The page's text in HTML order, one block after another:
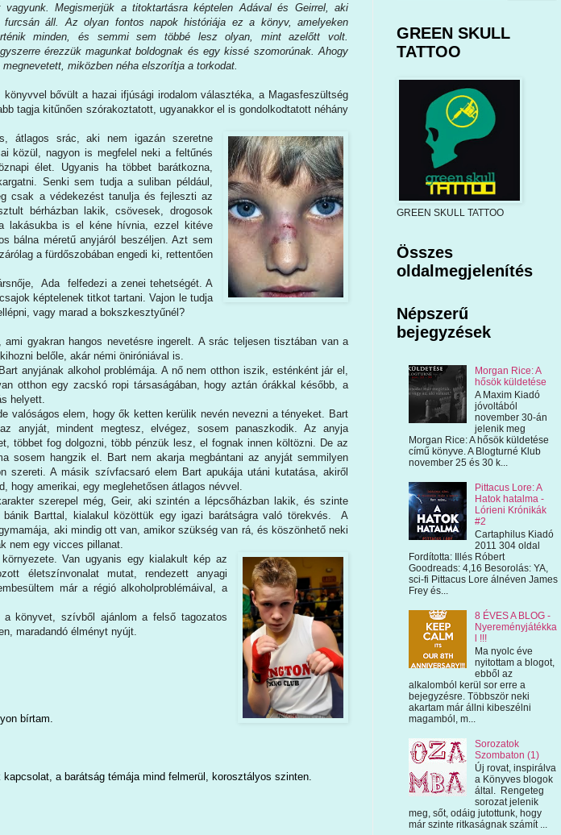
vagyunk. Megismerjük a titoktartásra képtelen Adával és Geirrel, aki
furcsán áll. Az olyan fontos napok históriája ez a könyv, amelyeken
minden, és semmi sem többé lesz olyan, mint azelőtt volt.
érezzük magunkat boldognak és egy kissé szomorúnak. Ahogy
miközben néha elszorítja a torkodat.
bővült a hazai ifjúsági irodalom választéka, a Magasfeszültség
tagja kitűnően szórakoztatott, ugyanakkor el is gondolkodtatott néhány
átlagos srác, aki nem igazán szeretne
közül, nagyon is megfelel neki a feltűnés
élet. Ugyanis ha többet barátkozna,
Senki sem tudja a suliban például,
csak a védekezést tanulja és fejleszti az
bérházban lakik, csövesek, drogosok
lakásukba is el kéne hívnia, ezzel kitéve
bálna méretű anyjáról beszéljen. Azt sem
a fürdőszobában engedi ki, rettentően
Ada felfedezi a zenei tehetségét. A
képtelenek titkot tartani. Vajon le tudja
vagy marad a bokszkesztyűnél?
gyakran hangos nevetésre ingerelt. A srác teljesen tisztában van a
belőle, akár némi öniróniával is.
anyjának alkohol problémája. A nő nem otthon iszik, esténként jár el,
otthon egy zacskó ropi társaságában, hogy aztán órákkal később, a
helyett.
valóságos elem, hogy ők ketten kerülik nevén nevezni a tényeket. Bart
anyját, mindent megtesz, elvégez, sosem panaszkodik. Az anyja
többet fog dolgozni, több pénzük lesz, el fognak innen költözni. De az
sosem hangzik el. Bart nem akarja megbántani az anyját semmilyen
szereti. A másik szívfacsaró elem Bart apukája utáni kutatása, akiről
hogy amerikai, egy meglehetősen átlagos névvel.
szerepel még, Geir, aki szintén a lépcsőházban lakik, és szinte
bánik Barttal, kialakul közöttük egy igazi barátságra való törekvés. A
aki mindig ott van, amikor szükség van rá, és köszönhető neki
nem egy vicces pillanat.
Van ugyanis egy kialakult kép az
életszínvonalat mutat, rendezett anyagi
már a régió alkoholproblémáival, a
könyvet, szívből ajánlom a felső tagozatos
maradandó élményt nyújt.
bírtam
a barátság témája mind felmerül, korosztályos szinten.
GREEN SKULL
TATTOO
GREEN SKULL TATTOO
Összes
oldalmegjelenítés
Népszerű
bejegyzések
Morgan Rice: A
hősök küldetése
A Maxim Kiadó
jóvoltából
november 30-án
jelenik meg
Morgan Rice: A hősök küldetése
című könyve. A Blogturné Klub
november 25 és 30 k...
Pittacus Lore: A
Hatok hatalma -
Lórieni Krónikák
#2
Cartaphilus Kiadó
2011 304 oldal
Fordította: Illés Róbert
Goodreads: 4,16 Besorolás: YA,
sci-fi Pittacus Lore álnéven James
Frey és...
8 ÉVES A BLOG -
Nyereményjátékka
l !!!
Ma nyolc éve
nyitottam a blogot,
ebből az
alkalomból kerül sor erre a
bejegyzésre. Többször neki
akartam már állni kibeszélni
magamból, m...
Sorozatok
Szombaton (1)
Új rovat, inspirálva
a Könyves blogok
által. Rengeteg
sorozat jelenik
meg, sőt, odáig jutottunk, hogy
már szinte ritkaságnak számít ...